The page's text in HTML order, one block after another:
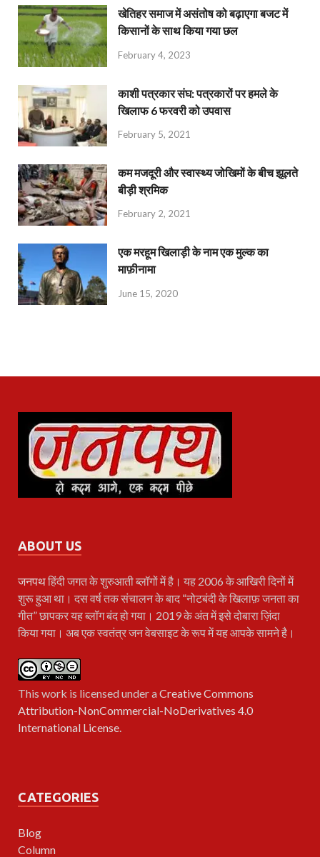
खेतिहर समाज में असंतोष को बढ़ाएगा बजट में
किसानों के साथ किया गया छल
February 4, 2023
काशी पत्रकार संघ: पत्रकारों पर हमले के
खिलाफ 6 फरवरी को उपवास
February 5, 2021
कम मजदूरी और स्वास्थ्य जोखिमों के बीच झूलते
बीड़ी श्रमिक
February 2, 2021
एक मरहूम खिलाड़ी के नाम एक मुल्क का
माफ़ीनामा
June 15, 2020
ABOUT US
जनपथहिंदी जगत के शुरुआती ब्लॉगों में है। यह 2006 के आखिरी दिनों में
शुरू हुआ था। दस वर्ष तक संचालन के बाद “नोटबंदी के खिलाफ़ जनता का
गीत” छापकर यह ब्लॉग बंद हो गया। 2019 के अंत में इसे दोबारा ज़िंदा
किया गया। अब एक स्वतंत्र जन वेबसाइट के रूप में यह आपके सामने है।
This work is licensed under aCreative Commons
Attribution-NonCommercial-NoDerivatives 4.0
International License.
CATEGORIES
Blog
Column